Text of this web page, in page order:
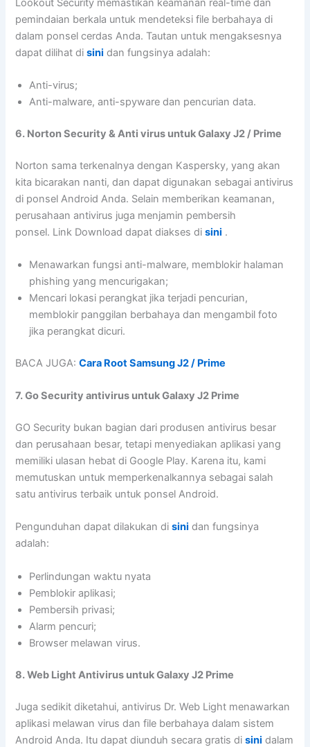
Lookout Security memastikan keamanan real-time dan
pemindaian berkala untuk mendeteksi file berbahaya di
dalam ponsel cerdas Anda. Tautan untuk mengaksesnya
dapat dilihat disini dan fungsinya adalah:
Anti-virus;
Anti-malware, anti-spyware dan pencurian data.
6. Norton Security & Anti virus untuk Galaxy J2 / Prime
Norton sama terkenalnya dengan Kaspersky, yang akan
kita bicarakan nanti, dan dapat digunakan sebagai antivirus
di ponsel Android Anda. Selain memberikan keamanan,
perusahaan antivirus juga menjamin pembersih
ponsel. Link Download dapat diakses disini .
Menawarkan fungsi anti-malware, memblokir halaman
phishing yang mencurigakan;
Mencari lokasi perangkat jika terjadi pencurian,
memblokir panggilan berbahaya dan mengambil foto
jika perangkat dicuri.
BACA JUGA:Cara Root Samsung J2 / Prime
7. Go Security antivirus untuk Galaxy J2 Prime
GO Security bukan bagian dari produsen antivirus besar
dan perusahaan besar, tetapi menyediakan aplikasi yang
memiliki ulasan hebat di Google Play. Karena itu, kami
memutuskan untuk memperkenalkannya sebagai salah
satu antivirus terbaik untuk ponsel Android.
Pengunduhan dapat dilakukan disini dan fungsinya
adalah:
Perlindungan waktu nyata
Pemblokir aplikasi;
Pembersih privasi;
Alarm pencuri;
Browser melawan virus.
8. Web Light Antivirus untuk Galaxy J2 Prime
Juga sedikit diketahui, antivirus Dr. Web Light menawarkan
aplikasi melawan virus dan file berbahaya dalam sistem
Android Anda. Itu dapat diunduh secara gratis disini dalam